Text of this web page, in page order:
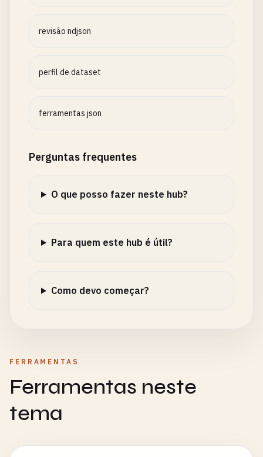
revisão ndjson
perfil de dataset
ferramentas json
Perguntas frequentes
O que posso fazer neste hub?
Para quem este hub é útil?
Como devo começar?
FERRAMENTAS
Ferramentas neste
tema